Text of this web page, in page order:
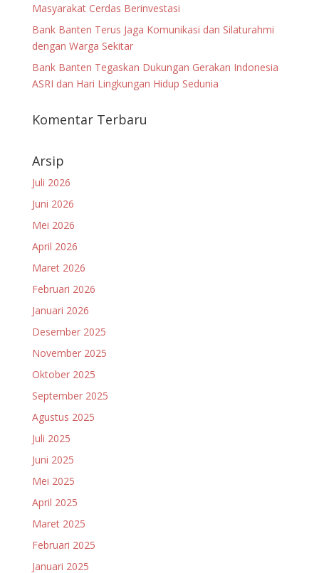
Masyarakat Cerdas Berinvestasi
Bank Banten Terus Jaga Komunikasi dan Silaturahmi
dengan Warga Sekitar
Bank Banten Tegaskan Dukungan Gerakan Indonesia
ASRI dan Hari Lingkungan Hidup Sedunia
Komentar Terbaru
Arsip
Juli 2026
Juni 2026
Mei 2026
April 2026
Maret 2026
Februari 2026
Januari 2026
Desember 2025
November 2025
Oktober 2025
September 2025
Agustus 2025
Juli 2025
Juni 2025
Mei 2025
April 2025
Maret 2025
Februari 2025
Januari 2025